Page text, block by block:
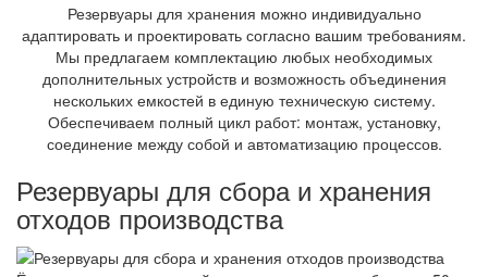
Резервуары для хранения можно индивидуально
адаптировать и проектировать согласно вашим требованиям.
Мы предлагаем комплектацию любых необходимых
дополнительных устройств и возможность объединения
нескольких емкостей в единую техническую систему.
Обеспечиваем полный цикл работ: монтаж, установку,
соединение между собой и автоматизацию процессов.
Резервуары для сбора и хранения
отходов производства